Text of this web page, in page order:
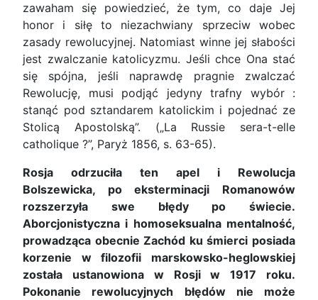
zawaham się powiedzieć, że tym, co daje Jej
honor i siłę to niezachwiany sprzeciw wobec
zasady rewolucyjnej. Natomiast winne jej słabości
jest zwalczanie katolicyzmu. Jeśli chce Ona stać
się spójna, jeśli naprawdę pragnie zwalczać
Rewolucję, musi podjąć jedyny trafny wybór :
stanąć pod sztandarem katolickim i pojednać ze
Stolicą Apostolską”. („La Russie sera-t-elle
catholique ?”, Paryż 1856, s. 63-65).
Rosja odrzuciła ten apel i Rewolucja
Bolszewicka, po eksterminacji Romanowów
rozszerzyła swe błędy po świecie.
Aborcjonistyczna i homoseksualna mentalność,
prowadząca obecnie Zachód ku śmierci posiada
korzenie w filozofii marskowsko-heglowskiej
została ustanowiona w Rosji w 1917 roku.
Pokonanie rewolucyjnych błędów nie może